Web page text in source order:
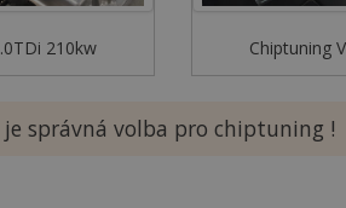
210kw Chiptuning
správná volba pro chiptuning !